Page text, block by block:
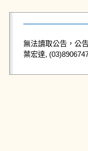
無法讀取公告，公
葉宏達,